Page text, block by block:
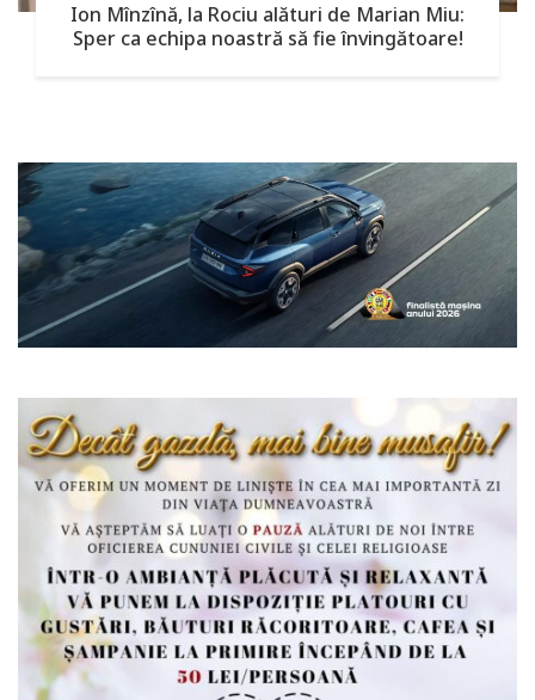
Ion Mînzînă, la Rociu alături de Marian Miu:
Sper ca echipa noastră să fie învingătoare!